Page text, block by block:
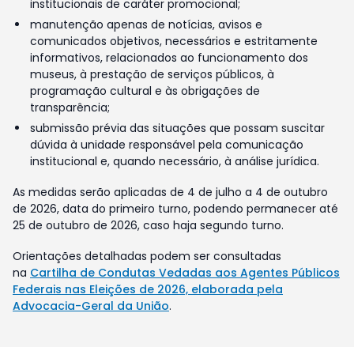
institucionais de caráter promocional;
manutenção apenas de notícias, avisos e
comunicados objetivos, necessários e estritamente
informativos, relacionados ao funcionamento dos
museus, à prestação de serviços públicos, à
programação cultural e às obrigações de
transparência;
submissão prévia das situações que possam suscitar
dúvida à unidade responsável pela comunicação
institucional e, quando necessário, à análise jurídica.
As medidas serão aplicadas de 4 de julho a 4 de outubro
de 2026, data do primeiro turno, podendo permanecer até
25 de outubro de 2026, caso haja segundo turno.
Orientações detalhadas podem ser consultadas
na Cartilha de Condutas Vedadas aos Agentes Públicos
Federais nas Eleições de 2026, elaborada pela
Advocacia-Geral da União.